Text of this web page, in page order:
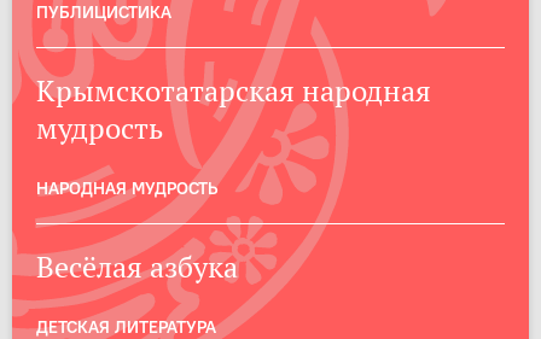
ПУБЛИЦИСТИКА
Крымскотатарская народная
мудрость
НАРОДНАЯ МУДРОСТЬ
Весёлая азбука
ДЕТСКАЯ ЛИТЕРАТУРА